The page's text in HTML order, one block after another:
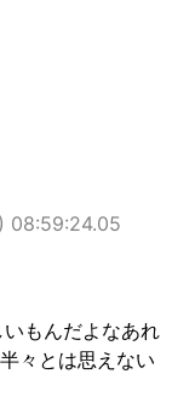
08:59:24.05
もんだよなあれ
々とは思えない